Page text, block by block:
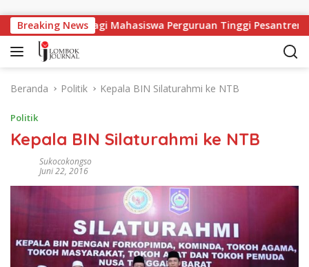
Breaking News
Kerja Bagi Mahasiswa Perguruan Tinggi Pesantren
Beranda Politik Kepala BIN Silaturahmi ke NTB
Politik
Kepala BIN Silaturahmi ke NTB
Sukocokongso
Juni 22, 2016